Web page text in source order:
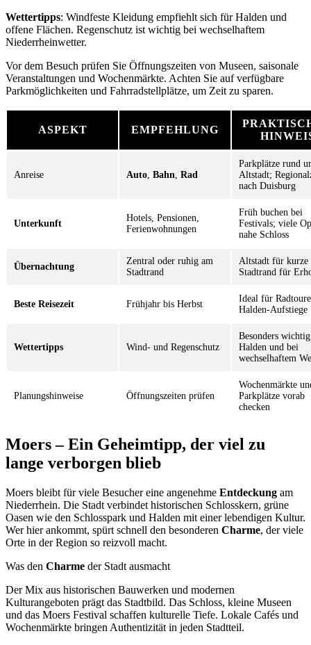
Wettertipps: Windfeste Kleidung empfiehlt sich für Halden und
offene Flächen. Regenschutz ist wichtig bei wechselhaftem
Niederrheinwetter.
Vor dem Besuch prüfen Sie Öffnungszeiten von Museen, saisonale
Veranstaltungen und Wochenmärkte. Achten Sie auf verfügbare
Parkmöglichkeiten und Fahrradstellplätze, um Zeit zu sparen.
ASPEKT EMPFEHLUNG
Anreise Auto Bahn Rad
Parkplätze rund
Altstadt;
nach Duisburg
Unterkunft
Hotels, Pensionen,
Ferienwohnungen
Früh buchen bei
Festivals; viele
nahe Schloss
Übernachtung
Zentral oder ruhig am
Stadtrand
Altstadt für kurze
Stadtrand für
Beste Reisezeit Frühjahr bis Herbst
Ideal für
Halden-Aufstiege
Wettertipps Wind- und Regenschutz
Besonders
Halden und bei
wechselhaftem
Planungshinweise Öffnungszeiten prüfen
Wochenmärkte
Parkplätze vorab
checken
Moers – Ein Geheimtipp, der viel zu
lange verborgen blieb
Moers bleibt für viele Besucher eine angenehme Entdeckung am
Niederrhein. Die Stadt verbindet historischen Schlosskern, grüne
Oasen wie den Schlosspark und Halden mit einer lebendigen Kultur.
Wer hier ankommt, spürt schnell den besonderen Charme, der viele
Orte in der Region so reizvoll macht.
Was den Charme der Stadt ausmacht
Der Mix aus historischen Bauwerken und modernen
Kulturangeboten prägt das Stadtbild. Das Schloss, kleine Museen
und das Moers Festival schaffen kulturelle Tiefe. Lokale Cafés und
Wochenmärkte bringen Authentizität in jeden Stadtteil.